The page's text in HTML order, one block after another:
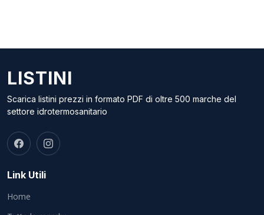
LISTINI
Scarica listini prezzi in formato PDF di oltre 500 marche del
settore idrotermosanitario
Link Utili
Home